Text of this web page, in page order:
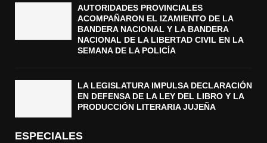
AUTORIDADES PROVINCIALES
ACOMPAÑARON EL IZAMIENTO DE LA
BANDERA NACIONAL Y LA BANDERA
NACIONAL DE LA LIBERTAD CIVIL EN LA
SEMANA DE LA POLICÍA
LA LEGISLATURA IMPULSA DECLARACIÓN
EN DEFENSA DE LA LEY DEL LIBRO Y LA
PRODUCCIÓN LITERARIA JUJEÑA
ESPECIALES